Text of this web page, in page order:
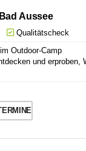
Aussee
Qualitätscheck
Outdoor-Camp
und erproben,